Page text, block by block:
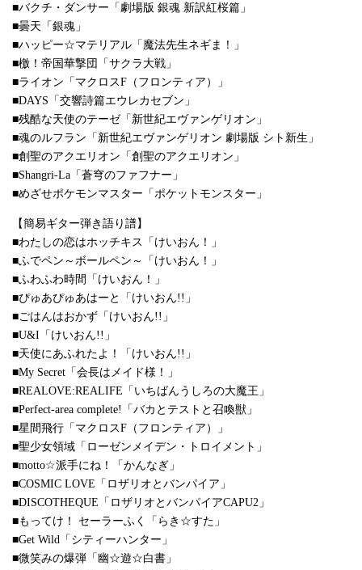
■バクチ・ダンサー「劇場版 銀魂 新訳紅桜篇」
■曇天「銀魂」
■ハッピー☆マテリアル「魔法先生ネギま！」
■檄！帝国華撃団「サクラ大戦」
■ライオン「マクロスF（フロンティア）」
■DAYS「交響詩篇エウレカセブン」
■残酷な天使のテーゼ「新世紀エヴァンゲリオン」
■魂のルフラン「新世紀エヴァンゲリオン 劇場版 シト新生」
■創聖のアクエリオン「創聖のアクエリオン」
■Shangri-La「蒼穹のファフナー」
■めざせポケモンマスター「ポケットモンスター」
【簡易ギター弾き語り譜】
■わたしの恋はホッチキス「けいおん！」
■ふでペン～ボールペン～「けいおん！」
■ふわふわ時間「けいおん！」
■ぴゅあぴゅあはーと「けいおん!!」
■ごはんはおかず「けいおん!!」
■U&I「けいおん!!」
■天使にあふれたよ！「けいおん!!」
■My Secret「会長はメイド様！」
■REALOVE:REALIFE「いちばんうしろの大魔王」
■Perfect-area complete!「バカとテストと召喚獣」
■星間飛行「マクロスF（フロンティア）」
■聖少女領域「ローゼンメイデン・トロイメント」
■motto☆派手にね！「かんなぎ」
■COSMIC LOVE「ロザリオとバンパイア」
■DISCOTHEQUE「ロザリオとバンパイアCAPU2」
■もってけ！ セーラーふく「らき☆すた」
■Get Wild「シティーハンター」
■微笑みの爆弾「幽☆遊☆白書」